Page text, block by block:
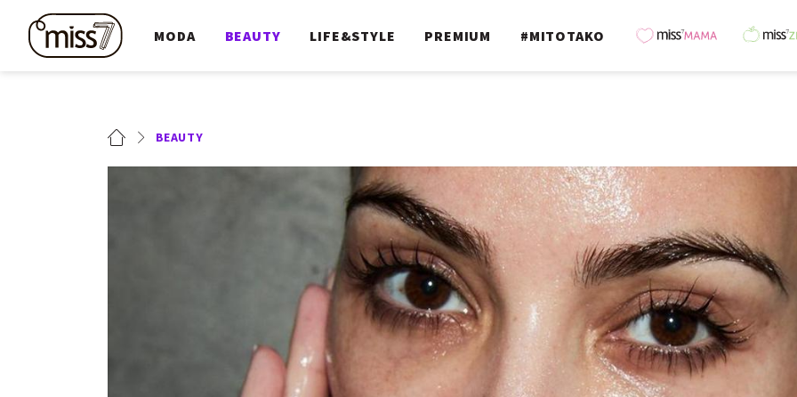
MODA BEAUTY LIFE&STYLE PREMIUM #MITOTAKO
BEAUTY